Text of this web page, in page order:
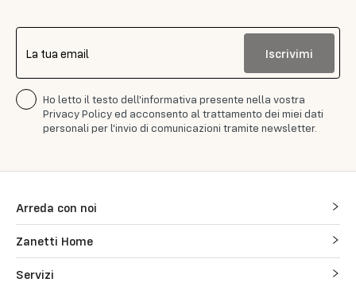
La tua email Iscrivimi
Ho letto il testo dell'informativa presente nella vostra
Privacy Policy ed acconsento al trattamento dei miei dati
personali per l'invio di comunicazioni tramite newsletter.
Arreda con noi
Zanetti Home
Servizi